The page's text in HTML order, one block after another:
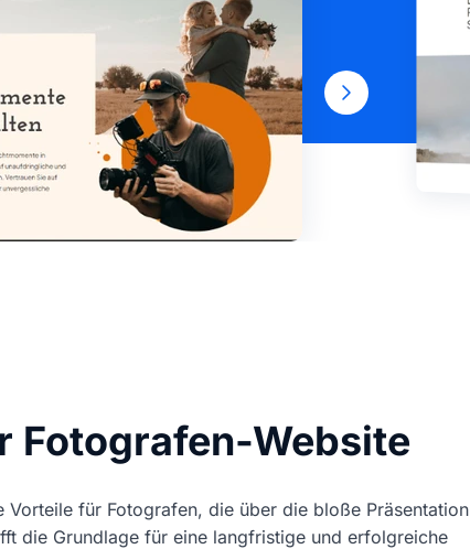
Fotografen-Website
Vorteile für Fotografen, die über die bloße Präsentation
die Grundlage für eine langfristige und erfolgreiche